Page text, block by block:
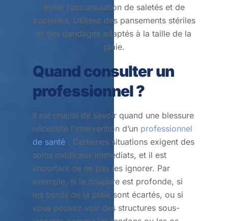
éviter l’accumulation de saletés et de
bactéries. Utilisez des pansements stériles
et des bandages adaptés à la taille de la
plaie.
Quand consulter un
professionnel ?
Il est crucial de savoir quand une blessure
nécessite l’intervention d’un professionnel
de santé . Certaines situations exigent des
soins médicaux immédiats, et il est
important de ne pas les ignorer. Par
exemple, si la coupure est profonde, si
les bords de la plaie sont écartés, ou si
vous pouvez voir des structures sous-